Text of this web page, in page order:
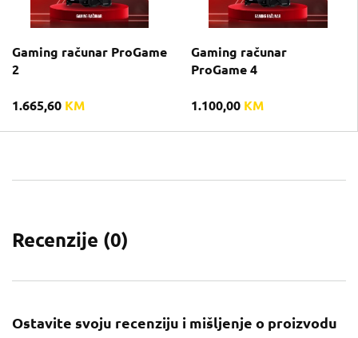
Gaming računar ProGame
2
1.665,60 KM
Gaming računar
ProGame 4
1.100,00 KM
Recenzije (0)
Ostavite svoju recenziju i mišljenje o proizvodu